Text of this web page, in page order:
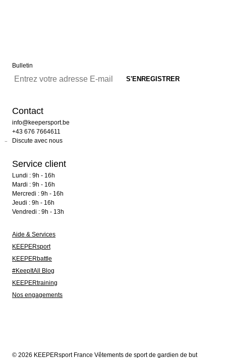
Bulletin
Contact
info@keepersport.be
+43 676 7664611
Discute avec nous
Service client
Lundi : 9h - 16h
Mardi : 9h - 16h
Mercredi : 9h - 16h
Jeudi : 9h - 16h
Vendredi : 9h - 13h
Aide & Services
KEEPERsport
KEEPERbattle
#KeepItAll Blog
KEEPERtraining
Nos engagements
© 2026 KEEPERsport France Vêtements de sport de gardien de but